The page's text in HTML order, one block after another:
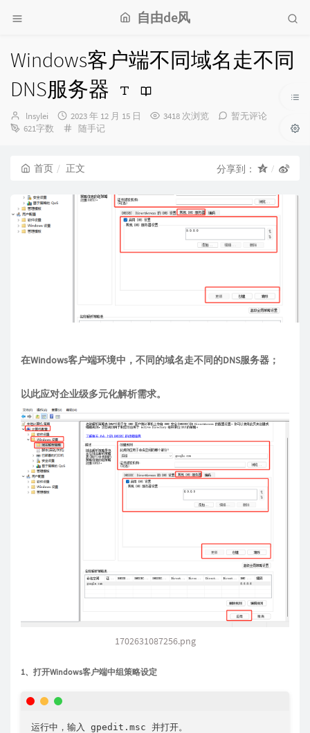
自由de风
Windows客户端不同域名走不同
DNS服务器
博
主：
lnsylei
发
布
2023 年 12 月 15 日 3418 次浏览
暂无评论
621字数
分
随手记
首页 正文 分享到：
在Windows客户端环境中，不同的域名走不同的DNS服务器；
以此应对企业级多元化解析需求。
1702631087256.png
1、打开Windows客户端中组策略设定
运行中，输入 gpedit.msc 并打开。